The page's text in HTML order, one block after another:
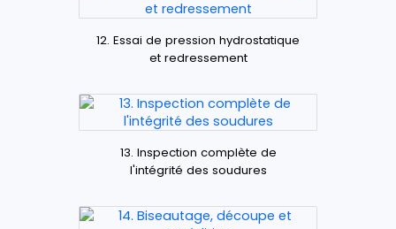
12. Essai de pression hydrostatique
et redressement
13. Inspection complète de
l'intégrité des soudures